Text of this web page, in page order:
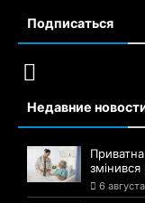
Подписаться
Недавние
6